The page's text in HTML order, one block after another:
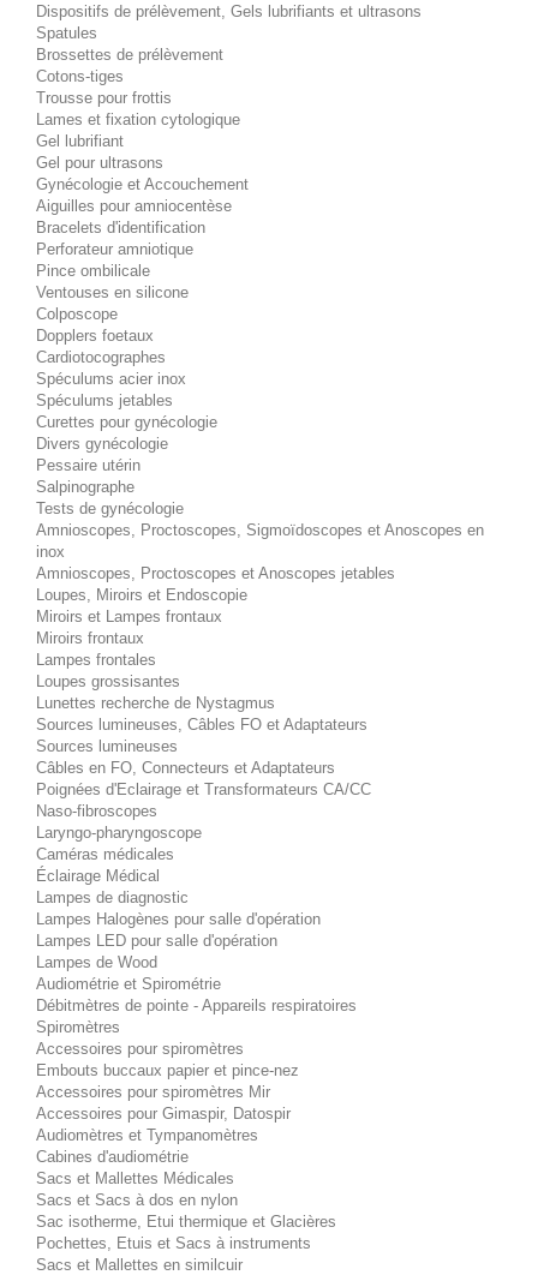
Dispositifs de prélèvement, Gels lubrifiants et ultrasons
Spatules
Brossettes de prélèvement
Cotons-tiges
Trousse pour frottis
Lames et fixation cytologique
Gel lubrifiant
Gel pour ultrasons
Gynécologie et Accouchement
Aiguilles pour amniocentèse
Bracelets d'identification
Perforateur amniotique
Pince ombilicale
Ventouses en silicone
Colposcope
Dopplers foetaux
Cardiotocographes
Spéculums acier inox
Spéculums jetables
Curettes pour gynécologie
Divers gynécologie
Pessaire utérin
Salpinographe
Tests de gynécologie
Amnioscopes, Proctoscopes, Sigmoïdoscopes et Anoscopes en
inox
Amnioscopes, Proctoscopes et Anoscopes jetables
Loupes, Miroirs et Endoscopie
Miroirs et Lampes frontaux
Miroirs frontaux
Lampes frontales
Loupes grossisantes
Lunettes recherche de Nystagmus
Sources lumineuses, Câbles FO et Adaptateurs
Sources lumineuses
Câbles en FO, Connecteurs et Adaptateurs
Poignées d'Eclairage et Transformateurs CA/CC
Naso-fibroscopes
Laryngo-pharyngoscope
Caméras médicales
Éclairage Médical
Lampes de diagnostic
Lampes Halogènes pour salle d'opération
Lampes LED pour salle d'opération
Lampes de Wood
Audiométrie et Spirométrie
Débitmètres de pointe - Appareils respiratoires
Spiromètres
Accessoires pour spiromètres
Embouts buccaux papier et pince-nez
Accessoires pour spiromètres Mir
Accessoires pour Gimaspir, Datospir
Audiomètres et Tympanomètres
Cabines d'audiométrie
Sacs et Mallettes Médicales
Sacs et Sacs à dos en nylon
Sac isotherme, Etui thermique et Glacières
Pochettes, Etuis et Sacs à instruments
Sacs et Mallettes en similcuir